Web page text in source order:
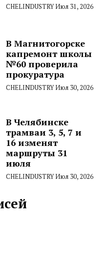
CHELINDUSTRYИюл 31, 2026
В Магнитогорске
капремонт школы
№60 проверила
прокуратура
CHELINDUSTRYИюл 30, 2026
В Челябинске
трамваи 3, 5, 7 и
16 изменят
маршруты 31
июля
CHELINDUSTRYИюл 30, 2026